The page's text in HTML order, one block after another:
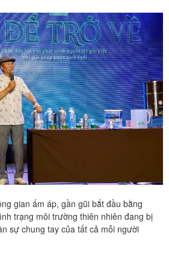
gian ấm áp, gần gũi bắt đầu bằng
trạng môi trường thiên nhiên đang bị
sự chung tay của tất cả mỗi người